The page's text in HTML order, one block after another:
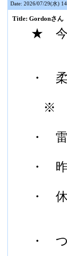
Date: 2026/07/29(水)
Title: Gordonさん
★ 今
・
※
・
・
・
・